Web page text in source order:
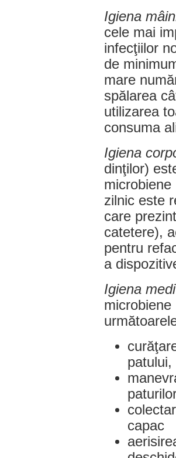
Igiena
cele mai
infecţiilor
de
mare
spălarea
utilizarea
consuma
Igiena
dinţilor)
zilnic este
care
catetere),
pentru
a
Igiena
patului,
capac